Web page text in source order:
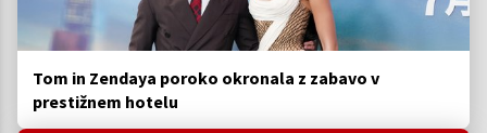
Tom in Zendaya poroko okronala z zabavo v
prestižnem hotelu